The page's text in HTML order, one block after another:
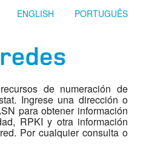
ENGLISH PORTUGUÊS
de numeración de
Ingrese una dirección o
para obtener información
RPKI y otra información
Por cualquier consulta o